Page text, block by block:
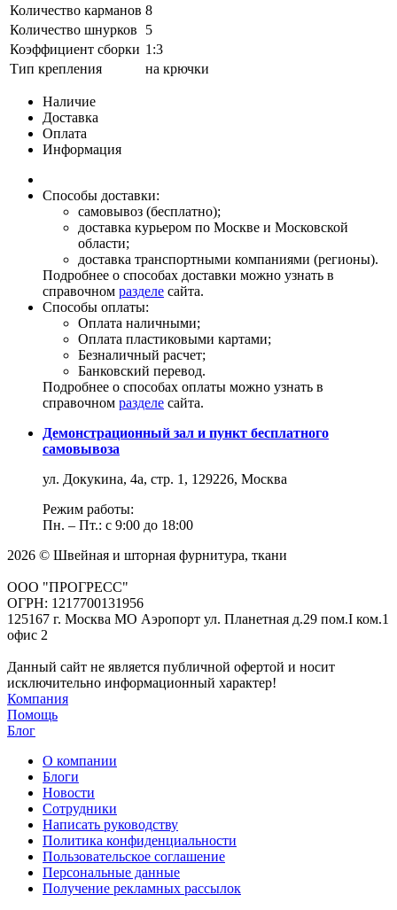
Количество карманов 8
Количество шнурков
5
Коэффициент сборки 1:3
Тип крепления
на крючки
Наличие
Доставка
Оплата
Информация
Способы доставки:
самовывоз (бесплатно);
доставка курьером по Москве и Московской
области;
доставка транспортными компаниями (регионы).
Подробнее о способах доставки можно узнать в
справочном разделе сайта.
Способы оплаты:
Оплата наличными;
Оплата пластиковыми картами;
Безналичный расчет;
Банковский перевод.
Подробнее о способах оплаты можно узнать в
справочном разделе сайта.
Демонстрационный зал и пункт бесплатного
самовывоза
ул. Докукина, 4а, стр. 1, 129226, Москва
Режим работы:
Пн. – Пт.: с 9:00 до 18:00
2026 © Швейная и шторная фурнитура, ткани
ООО "ПРОГРЕСС"
ОГРН: 1217700131956
125167 г. Москва МО Аэропорт ул. Планетная д.29 пом.I ком.1
офис 2
Данный сайт не является публичной офертой и носит
исключительно информационный характер!
Компания
Помощь
Блог
О компании
Блоги
Новости
Сотрудники
Написать руководству
Политика конфиденциальности
Пользовательское соглашение
Персональные данные
Получение рекламных рассылок